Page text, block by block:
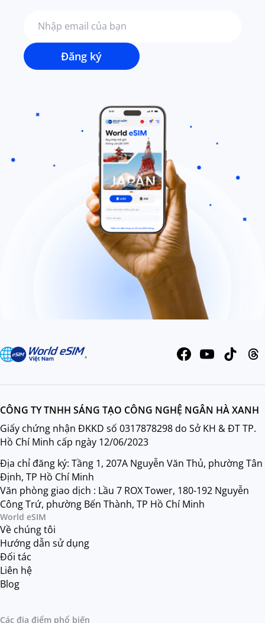
Đăng ký
CÔNG TY TNHH SÁNG TẠO CÔNG NGHỆ NGÂN HÀ XANH
Giấy chứng nhận ĐKKD số 0317878298 do Sở KH & ĐT TP.
Hồ Chí Minh cấp ngày 12/06/2023
Địa chỉ đăng ký: Tầng 1, 207A Nguyễn Văn Thủ, phường Tân
Định, TP Hồ Chí Minh
Văn phòng giao dịch : Lầu 7 ROX Tower, 180-192 Nguyễn
Công Trứ, phường Bến Thành, TP Hồ Chí Minh
World eSIM
Về chúng tôi
Hướng dẫn sử dụng
Đối tác
Liên hệ
Blog
Các địa điểm phổ biến